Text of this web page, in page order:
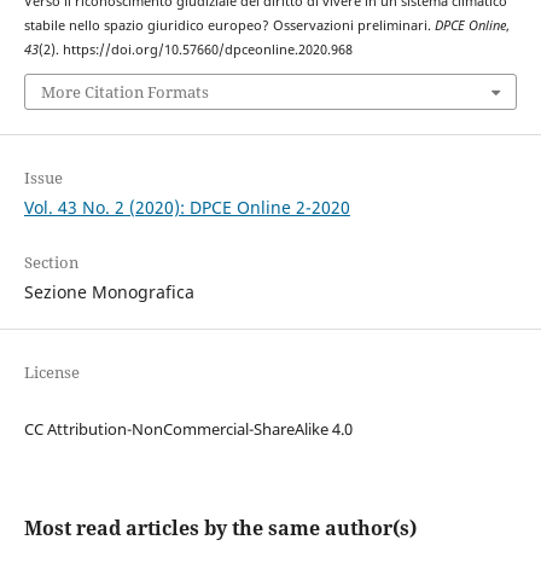
stabile nello spazio giuridico europeo? Osservazioni preliminari. DPCE Online,
43(2). https://doi.org/10.57660/dpceonline.2020.968
More Citation Formats
Issue
Vol. 43 No. 2 (2020): DPCE Online 2-2020
Section
Sezione Monografica
License
CC Attribution-NonCommercial-ShareAlike 4.0
Most read articles by the same author(s)